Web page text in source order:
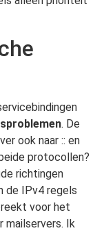
. De
ook naar :: en
protocollen?
richtingen
de IPv4 regels
voor het
mailservers. Ik